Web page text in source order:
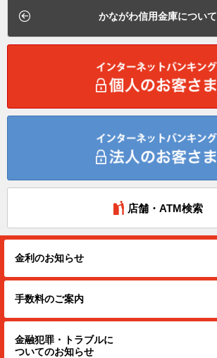
かながわ信用金庫について
店舗・ATM検索
金利のお知らせ
手数料のご案内
金融犯罪・トラブルに
ついてのお知らせ